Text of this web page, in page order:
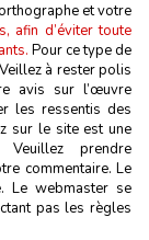
et votre
afin d’éviter toute
Pour ce type de
à rester polis
avis sur l’œuvre
les ressentis des
sur le site est une
Veuillez prendre
commentaire. Le
Le webmaster se
pas les règles